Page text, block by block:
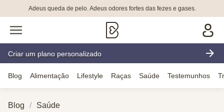
Adeus queda de pelo. Adeus odores fortes das fezes e gases.
Criar um plano personalizado
Blog Alimentação Lifestyle Raças Saúde Testemunhos
Blog Saúde